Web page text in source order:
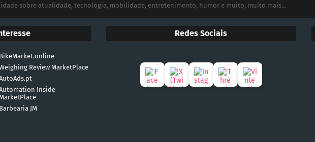
sobre atualidade, tecnologia, mobilidade, entretenimento, humor e muito, muito mais...
BikeMarket.online
Review MarketPlace
Inside
Barbearia JM
Redes Sociais